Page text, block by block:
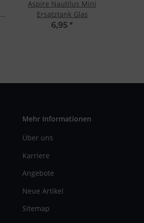
Aspire Nautilus Mini
Ersatztank Glas
6,95 *
Mehr Informationen
Über uns
Karriere
Angebote
Neue Artikel
Sitemap